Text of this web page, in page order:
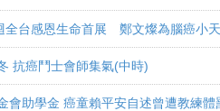
全台感恩生命首展 鄭文燦為腦癌小
抗癌鬥士會師集氣(中時)
會助學金 癌童賴平安自述曾遭教練體